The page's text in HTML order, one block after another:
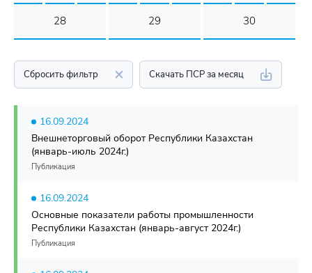
28 29 30
Сбросить фильтр Скачать ПСР за месяц
16.09.2024
Внешнеторговый оборот Республики Казахстан
(январь-июль 2024г.)
Публикация
16.09.2024
Основные показатели работы промышленности
Республики Казахстан (январь-август 2024г.)
Публикация